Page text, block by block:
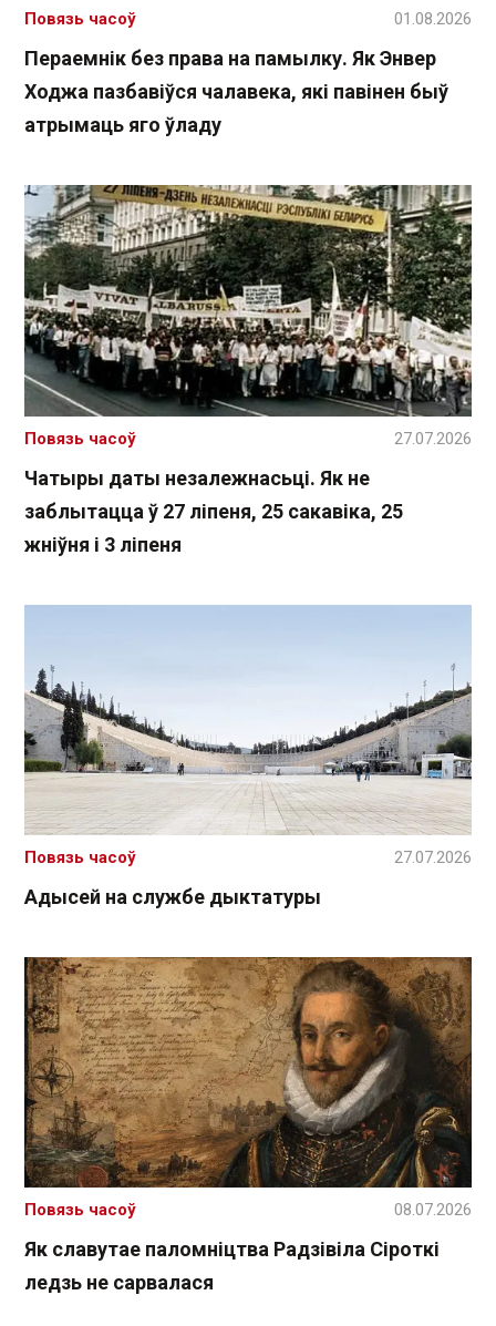
Пераемнік без права на памылку. Як Энвер
Ходжа пазбавіўся чалавека, які павінен быў
атрымаць яго ўладу
Повязь часоў 01.08.2026
Чатыры даты незалежнасьці. Як не
заблытацца ў 27 ліпеня, 25 сакавіка, 25
жніўня і 3 ліпеня
Повязь часоў 27.07.2026
Адысей на службе дыктатуры
Повязь часоў 27.07.2026
Як славутае паломніцтва Радзівіла Сіроткі
ледзь не сарвалася
Повязь часоў 08.07.2026